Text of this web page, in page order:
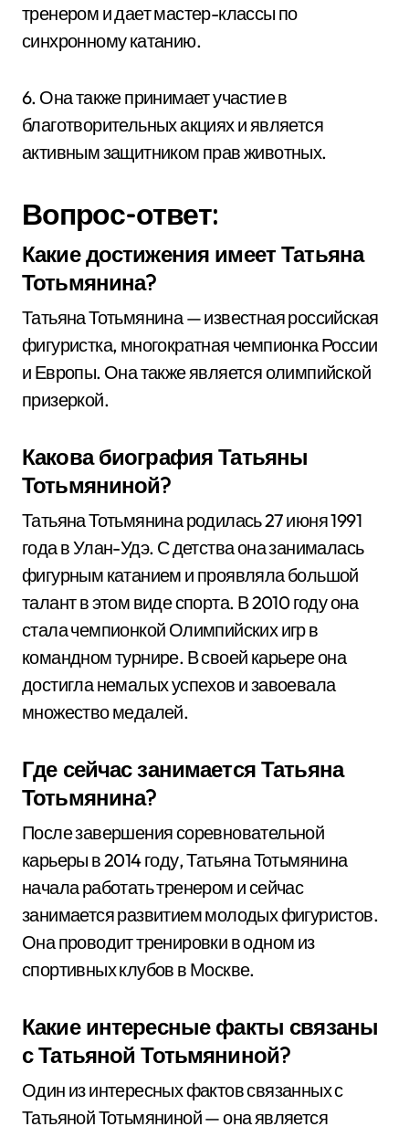
тренером и дает мастер-классы по
синхронному катанию.
6. Она также принимает участие в
благотворительных акциях и является
активным защитником прав животных.
Вопрос-ответ:
Какие достижения имеет Татьяна
Тотьмянина?
Татьяна Тотьмянина — известная российская
фигуристка, многократная чемпионка России
и Европы. Она также является олимпийской
призеркой.
Какова биография Татьяны
Тотьмяниной?
Татьяна Тотьмянина родилась 27 июня 1991
года в Улан-Удэ. С детства она занималась
фигурным катанием и проявляла большой
талант в этом виде спорта. В 2010 году она
стала чемпионкой Олимпийских игр в
командном турнире. В своей карьере она
достигла немалых успехов и завоевала
множество медалей.
Где сейчас занимается Татьяна
Тотьмянина?
После завершения соревновательной
карьеры в 2014 году, Татьяна Тотьмянина
начала работать тренером и сейчас
занимается развитием молодых фигуристов.
Она проводит тренировки в одном из
спортивных клубов в Москве.
Какие интересные факты связаны
с Татьяной Тотьмяниной?
Один из интересных фактов связанных с
Татьяной Тотьмяниной — она является